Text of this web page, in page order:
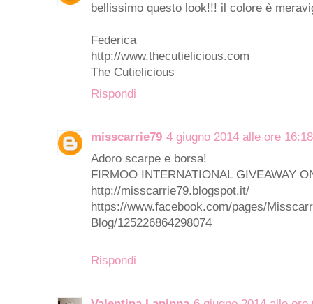
bellissimo questo look!!! il colore è
Federica
http://www.thecutielicious.com
The Cutielicious
Rispondi
misscarrie79 4 giugno 2014 alle ore 16:18
Adoro scarpe e borsa!
FIRMOO INTERNATIONAL GIVEAWAY
http://misscarrie79.blogspot.it/
https://www.facebook.com/pages/
Blog/125226864298074
Rispondi